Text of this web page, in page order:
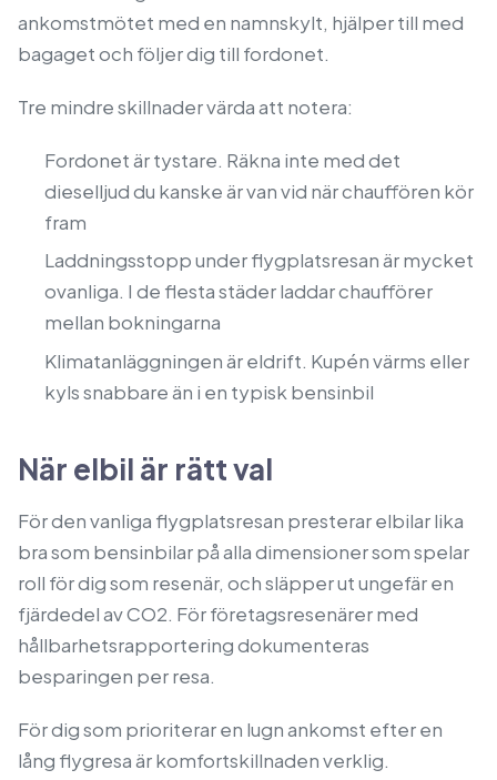
ankomstmötet med en namnskylt, hjälper till med
bagaget och följer dig till fordonet.
Tre mindre skillnader värda att notera:
Fordonet är tystare. Räkna inte med det
dieselljud du kanske är van vid när chauffören kör
fram
Laddningsstopp under flygplatsresan är mycket
ovanliga. I de flesta städer laddar chaufförer
mellan bokningarna
Klimatanläggningen är eldrift. Kupén värms eller
kyls snabbare än i en typisk bensinbil
När elbil är rätt val
För den vanliga flygplatsresan presterar elbilar lika
bra som bensinbilar på alla dimensioner som spelar
roll för dig som resenär, och släpper ut ungefär en
fjärdedel av CO2. För företagsresenärer med
hållbarhetsrapportering dokumenteras
besparingen per resa.
För dig som prioriterar en lugn ankomst efter en
lång flygresa är komfortskillnaden verklig.